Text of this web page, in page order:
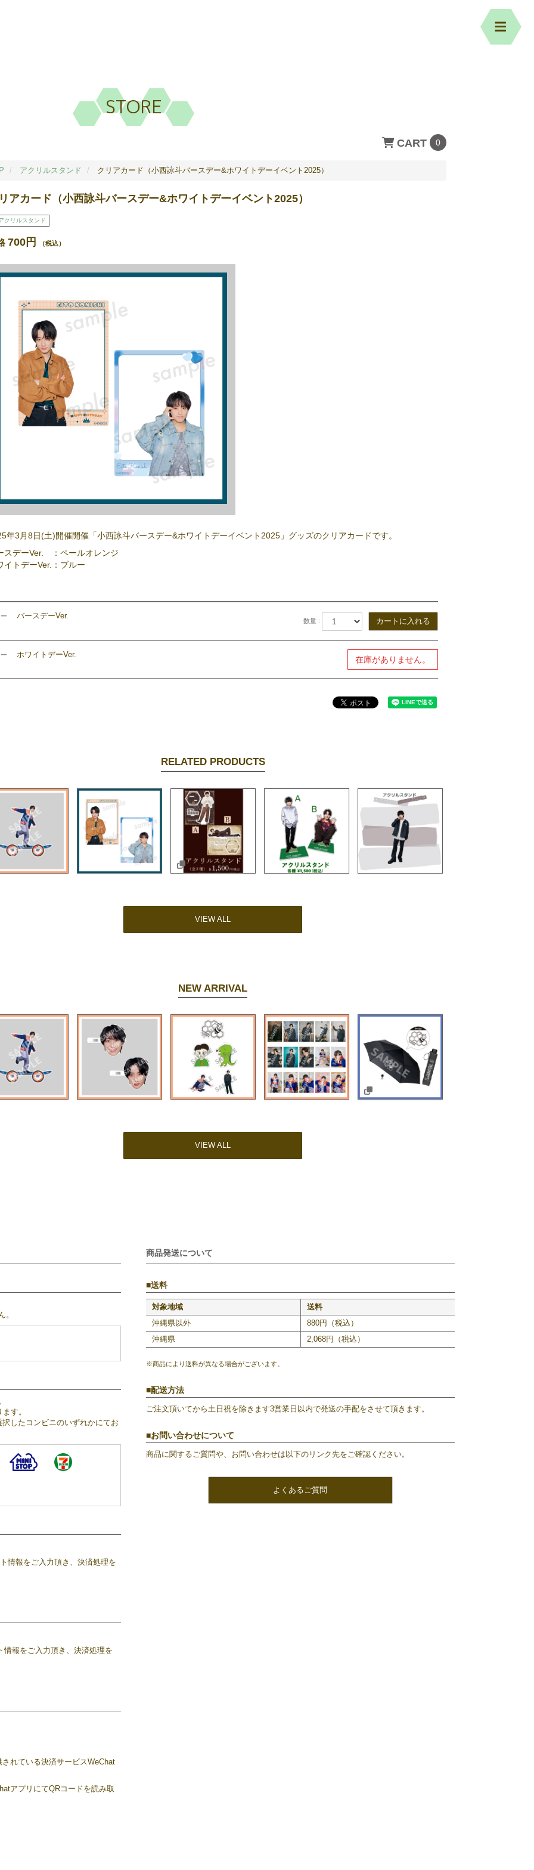
STORE
CART 0
アクリルスタンド クリアカード（小西詠斗バースデー&ホワイトデーイベント2025）
アカード（小西詠斗バースデー&ホワイトデーイベント2025）
クリルスタンド
700円 （税込）
年3月8日(土)開催開催「小西詠斗バースデー&ホワイトデーイベント2025」グッズのクリアカードです。
スデーVer. ：ペールオレンジ
イトデーVer.：ブルー
バースデーVer.
数量 :
ホワイトデーVer.
在庫がありません。
RELATED PRODUCTS
VIEW ALL
NEW ARRIVAL
VIEW ALL
。
す。
したコンビニのいずれかにてお
情報をご入力頂き、決済処理を
報をご入力頂き、決済処理を
れている決済サービスWeChat
アプリにてQRコードを読み取
商品発送について
送料
対象地域
送料
沖縄県以外
880円（税込）
沖縄県
2,068円（税込）
※商品により送料が異なる場合がございます。
配送方法
ご注文頂いてから土日祝を除きます3営業日以内で発送の手配をさせて頂きます。
お問い合わせについて
商品に関するご質問や、お問い合わせは以下のリンク先をご確認ください。
よくあるご質問